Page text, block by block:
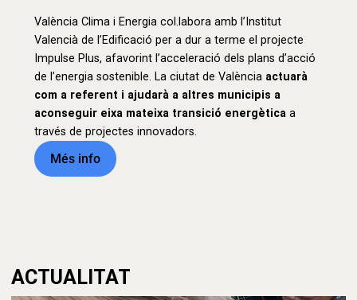
València Clima i Energia col.labora amb l’Institut
Valencià de l’Edificació per a dur a terme el projecte
Impulse Plus, afavorint l’acceleració dels plans d’acció
de l’energia sostenible. La ciutat de València actuarà
com a referent i ajudarà a altres municipis a
aconseguir eixa mateixa transició energètica a
través de projectes innovadors.
Més info
ACTUALITAT